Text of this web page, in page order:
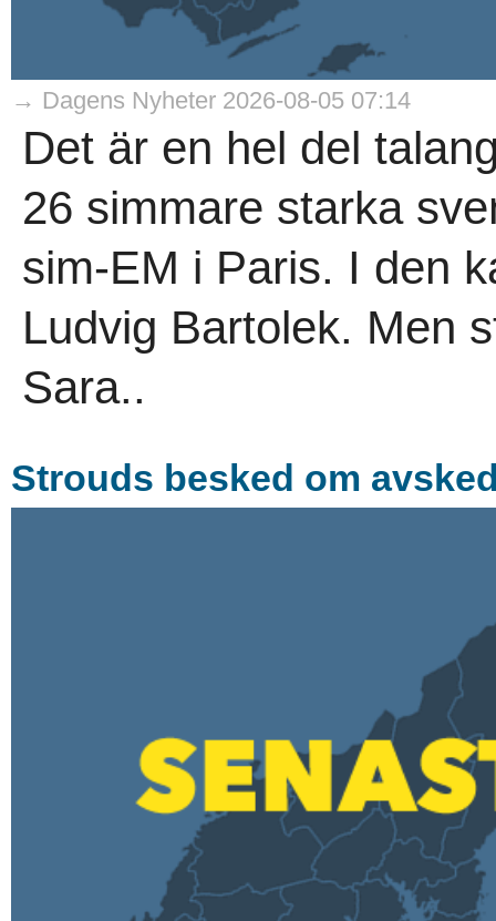
→ Dagens Nyheter 2026-08-05 07:14
Det är en hel del
26 simmare starka
sim-EM i Paris. I den
Ludvig Bartolek. Men
Sara..
Strouds besked om